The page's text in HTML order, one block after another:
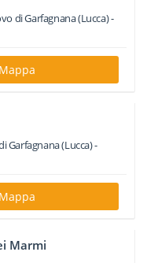
di Garfagnana(Lucca) -
Mappa
Garfagnana(Lucca) -
Mappa
Marmi